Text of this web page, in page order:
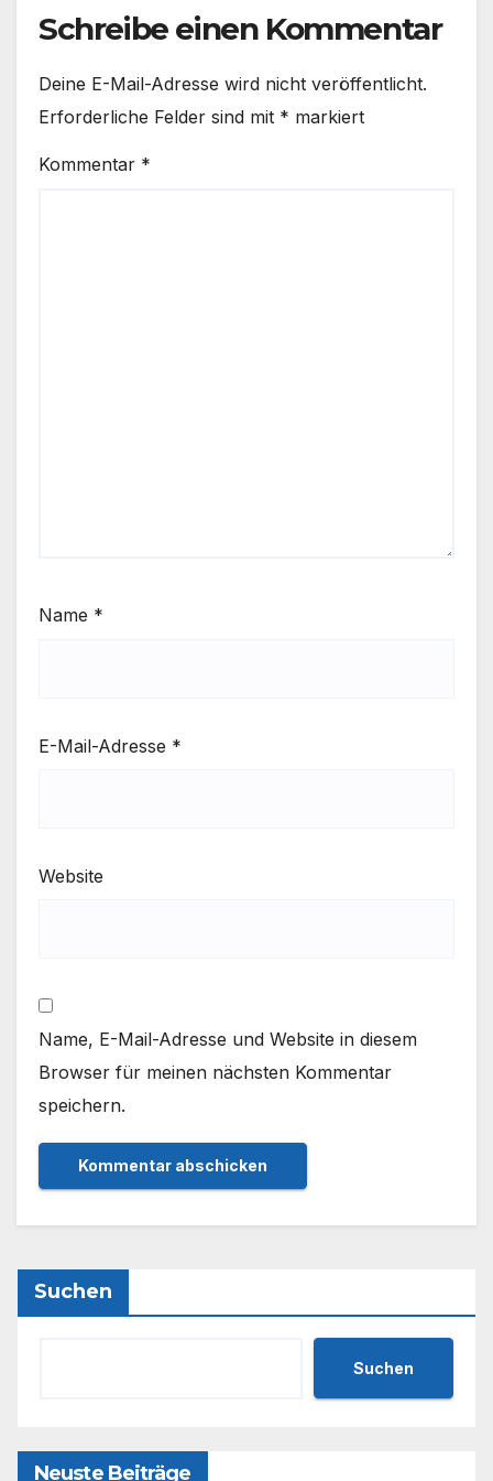
Schreibe einen Kommentar
Deine E-Mail-Adresse wird nicht veröffentlicht.
Erforderliche Felder sind mit * markiert
Kommentar *
Name *
E-Mail-Adresse *
Website
Name, E-Mail-Adresse und Website in diesem
Browser für meinen nächsten Kommentar
speichern.
Suchen
Suchen
Neuste Beiträge